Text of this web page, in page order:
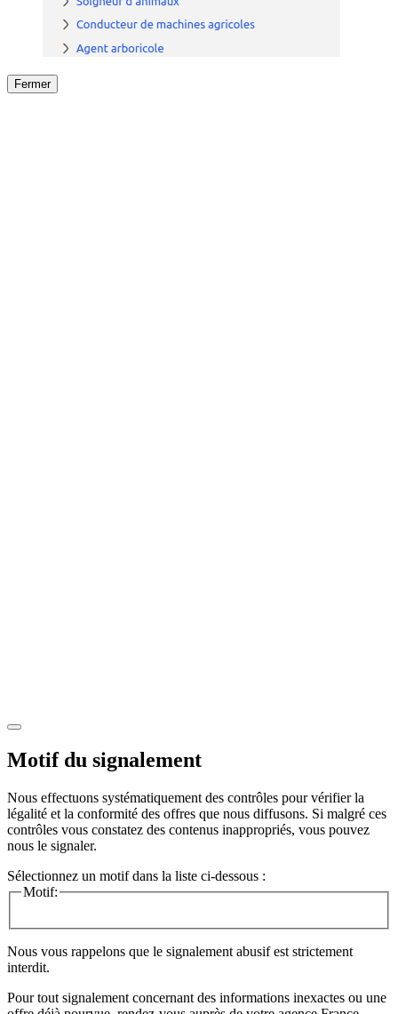
Fermer
Motif du signalement
Nous effectuons systématiquement des contrôles pour vérifier la
légalité et la conformité des offres que nous diffusons. Si malgré ces
contrôles vous constatez des contenus inappropriés, vous pouvez
nous le signaler.
Sélectionnez un motif dans la liste ci-dessous :
Motif:
Nous vous rappelons que le signalement abusif est strictement
interdit.
Pour tout signalement concernant des informations inexactes ou une